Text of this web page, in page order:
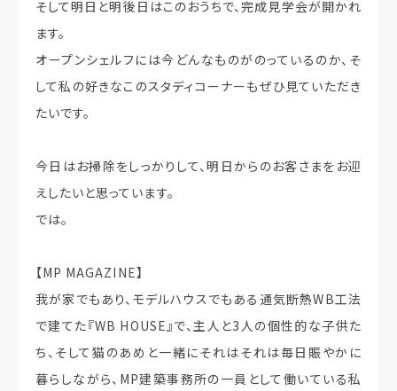
そして明日と明後日はこのおうちで、完成見学会が開かれ
ます。
オープンシェルフには今どんなものがのっているのか、そ
して私の好きなこのスタディコーナーもぜひ見ていただき
たいです。
今日はお掃除をしっかりして、明日からのお客さまをお迎
えしたいと思っています。
では。
【MP MAGAZINE】
我が家でもあり、モデルハウスでもある通気断熱WB工法
で建てた『WB HOUSE』で、主人と3人の個性的な子供た
ち、そして猫のあめと一緒にそれはそれは毎日賑やかに
暮らしながら、MP建築事務所の一員として働いている私